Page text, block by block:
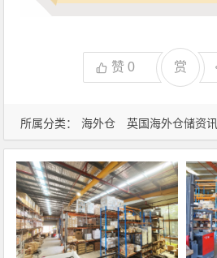
所属分类： 海外仓 英国海外仓储资讯
赞0 赏